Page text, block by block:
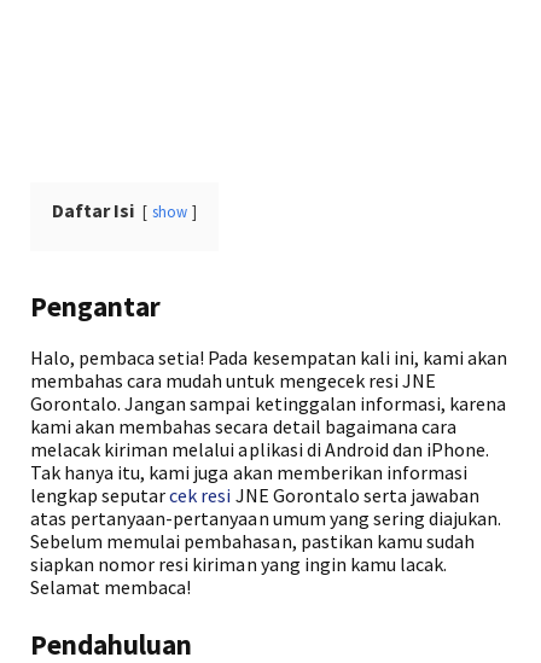
Daftar Isi show
Pengantar
Halo, pembaca setia! Pada kesempatan kali ini, kami akan
membahas cara mudah untuk mengecek resi JNE
Gorontalo. Jangan sampai ketinggalan informasi, karena
kami akan membahas secara detail bagaimana cara
melacak kiriman melalui aplikasi di Android dan iPhone.
Tak hanya itu, kami juga akan memberikan informasi
lengkap seputarcek resi JNE Gorontalo serta jawaban
atas pertanyaan-pertanyaan umum yang sering diajukan.
Sebelum memulai pembahasan, pastikan kamu sudah
siapkan nomor resi kiriman yang ingin kamu lacak.
Selamat membaca!
Pendahuluan